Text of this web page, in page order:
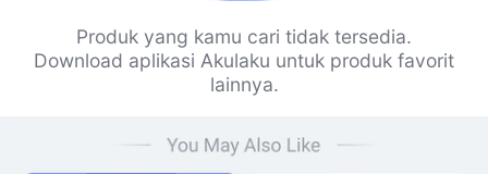
Produk yang kamu cari tidak tersedia.
Download aplikasi Akulaku untuk produk favorit
lainnya.